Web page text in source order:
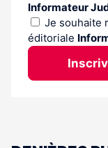
Informateur
Je souhaite
éditoriale